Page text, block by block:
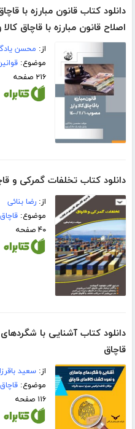
اصلاح قانون مبارزه با قاچاق کالا و ارز
از: محسن
موضوع:
۲۱۶ صفحه
دانلود کتاب تخلفات گمرکی و
از:رضا بنائی
موضوع:قاچاق
۴۰ صفحه
دانلود کتاب آشنایی با
قاچاق
از:سعید
موضوع:قاچاق
۱۱۶ صفحه